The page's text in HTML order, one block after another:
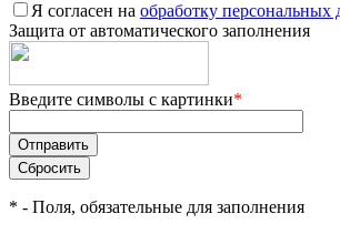
Я согласен на обработку персональных
Защита от автоматического заполнения
Введите символы с картинки*
* - Поля, обязательные для заполнения